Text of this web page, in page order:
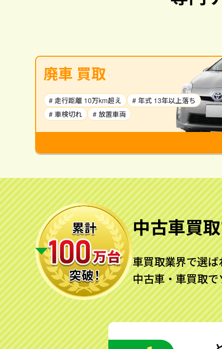
廃車 買取
# 走行距離 10万km超え
# 年式 13年以上落ち
# 車検切れ
# 放置車両
中古車買
車買取業界で選
中古車・車買取